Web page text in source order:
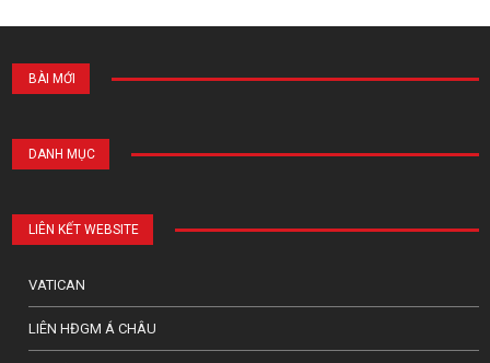
BÀI MỚI
DANH MỤC
LIÊN KẾT WEBSITE
VATICAN
LIÊN HĐGM Á CHÂU